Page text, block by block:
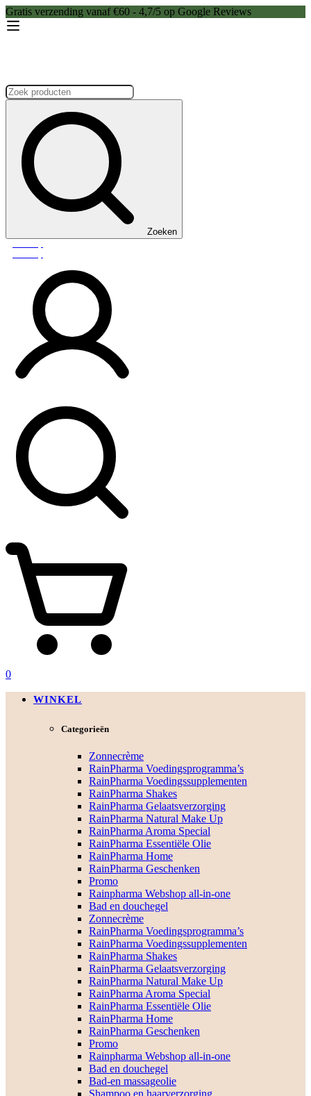
Gratis verzending vanaf €60 - 4,7/5 op Google Reviews
Zoeken:
Zoeken
0
WINKEL
Categorieën
Zonnecrème
RainPharma Voedingsprogramma’s
RainPharma Voedingssupplementen
RainPharma Shakes
RainPharma Gelaatsverzorging
RainPharma Natural Make Up
RainPharma Aroma Special
RainPharma Essentiële Olie
RainPharma Home
RainPharma Geschenken
Promo
Rainpharma Webshop all-in-one
Bad en douchegel
Zonnecrème
RainPharma Voedingsprogramma’s
RainPharma Voedingssupplementen
RainPharma Shakes
RainPharma Gelaatsverzorging
RainPharma Natural Make Up
RainPharma Aroma Special
RainPharma Essentiële Olie
RainPharma Home
RainPharma Geschenken
Promo
Rainpharma Webshop all-in-one
Bad en douchegel
Bad-en massageolie
Shampoo en haarverzorging